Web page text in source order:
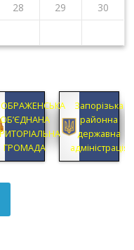
28 29
30
ОБ’ЄДНАНА
ГРОМАДА
Запорізька
районна
державна
адміністрація